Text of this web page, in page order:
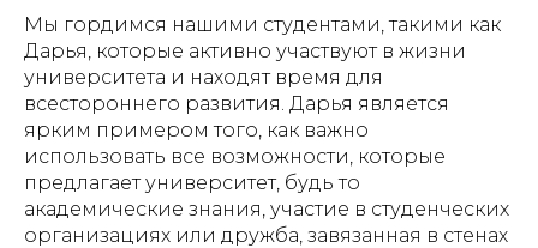
Мы гордимся нашими студентами, такими как
Дарья, которые активно участвуют в жизни
университета и находят время для
всестороннего развития. Дарья является
ярким примером того, как важно
использовать все возможности, которые
предлагает университет, будь то
академические знания, участие в студенческих
организациях или дружба, завязанная в стенах